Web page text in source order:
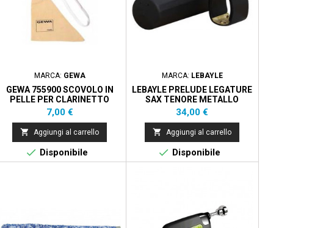
MARCA: GEWA
GEWA 755900 SCOVOLO IN
PELLE PER CLARINETTO
Prezzo
7,00 €
 Aggiungi al carrello
 Disponibile
MARCA: LEBAYLE
LEBAYLE PRELUDE LEGATURE
SAX TENORE METALLO
Prezzo
34,00 €
 Aggiungi al carrello
 Disponibile